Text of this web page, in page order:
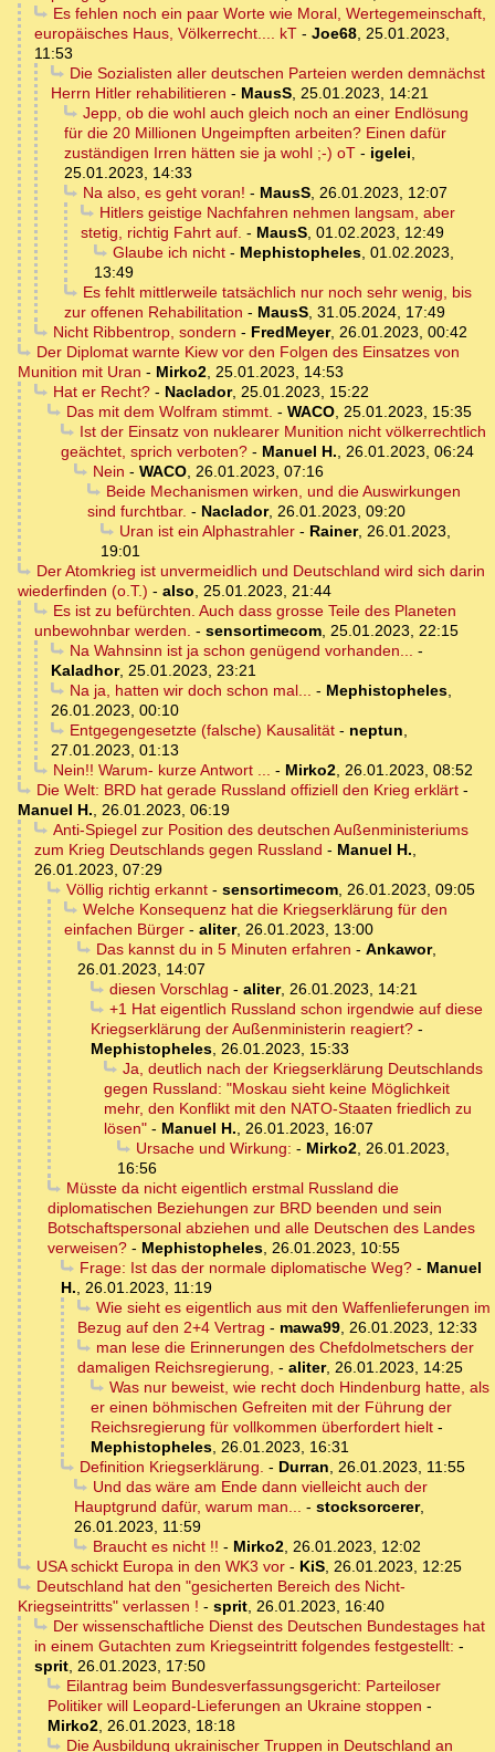
Es fehlen noch ein paar Worte wie Moral, Wertegemeinschaft,
europäisches Haus, Völkerrecht.... kT - Joe68, 25.01.2023,
11:53
Die Sozialisten aller deutschen Parteien werden demnächst
Herrn Hitler rehabilitieren - MausS, 25.01.2023, 14:21
Jepp, ob die wohl auch gleich noch an einer Endlösung
für die 20 Millionen Ungeimpften arbeiten? Einen dafür
zuständigen Irren hätten sie ja wohl ;-) oT - igelei,
25.01.2023, 14:33
Na also, es geht voran! - MausS, 26.01.2023, 12:07
Hitlers geistige Nachfahren nehmen langsam, aber
stetig, richtig Fahrt auf. - MausS, 01.02.2023, 12:49
Glaube ich nicht- Mephistopheles, 01.02.2023,
13:49
Es fehlt mittlerweile tatsächlich nur noch sehr wenig, bis
zur offenen Rehabilitation - MausS, 31.05.2024, 17:49
Nicht Ribbentrop, sondern - FredMeyer, 26.01.2023, 00:42
Der Diplomat warnte Kiew vor den Folgen des Einsatzes von
Munition mit Uran - Mirko2, 25.01.2023, 14:53
Hat er Recht?- Naclador, 25.01.2023, 15:22
Das mit dem Wolfram stimmt. - WACO, 25.01.2023, 15:35
Ist der Einsatz von nuklearer Munition nicht völkerrechtlich
geächtet, sprich verboten? - Manuel H., 26.01.2023, 06:24
Nein - WACO, 26.01.2023, 07:16
Beide Mechanismen wirken, und die Auswirkungen
sind furchtbar. - Naclador, 26.01.2023, 09:20
Uran ist ein Alphastrahler- Rainer, 26.01.2023,
19:01
Der Atomkrieg ist unvermeidlich und Deutschland wird sich darin
wiederfinden (o.T.) - also, 25.01.2023, 21:44
Es ist zu befürchten. Auch dass grosse Teile des Planeten
unbewohnbar werden. - sensortimecom, 25.01.2023, 22:15
Na Wahnsinn ist ja schon genügend vorhanden... -
Kaladhor, 25.01.2023, 23:21
Na ja, hatten wir doch schon mal... - Mephistopheles,
26.01.2023, 00:10
Entgegengesetzte (falsche) Kausalität- neptun,
27.01.2023, 01:13
Nein!! Warum- kurze Antwort ... - Mirko2, 26.01.2023, 08:52
Die Welt: BRD hat gerade Russland offiziell den Krieg erklärt-
Manuel H., 26.01.2023, 06:19
Anti-Spiegel zur Position des deutschen Außenministeriums
zum Krieg Deutschlands gegen Russland - Manuel H.,
26.01.2023, 07:29
Völlig richtig erkannt- sensortimecom, 26.01.2023, 09:05
Welche Konsequenz hat die Kriegserklärung für den
einfachen Bürger - aliter, 26.01.2023, 13:00
Das kannst du in 5 Minuten erfahren - Ankawor,
26.01.2023, 14:07
diesen Vorschlag - aliter, 26.01.2023, 14:21
+1 Hat eigentlich Russland schon irgendwie auf diese
Kriegserklärung der Außenministerin reagiert? -
Mephistopheles, 26.01.2023, 15:33
Ja, deutlich nach der Kriegserklärung Deutschlands
gegen Russland: "Moskau sieht keine Möglichkeit
mehr, den Konflikt mit den NATO-Staaten friedlich zu
lösen" - Manuel H., 26.01.2023, 16:07
Ursache und Wirkung: - Mirko2, 26.01.2023,
16:56
Müsste da nicht eigentlich erstmal Russland die
diplomatischen Beziehungen zur BRD beenden und sein
Botschaftspersonal abziehen und alle Deutschen des Landes
verweisen? - Mephistopheles, 26.01.2023, 10:55
Frage: Ist das der normale diplomatische Weg?- Manuel
H., 26.01.2023, 11:19
Wie sieht es eigentlich aus mit den Waffenlieferungen im
Bezug auf den 2+4 Vertrag - mawa99, 26.01.2023, 12:33
man lese die Erinnerungen des Chefdolmetschers der
damaligen Reichsregierung, - aliter, 26.01.2023, 14:25
Was nur beweist, wie recht doch Hindenburg hatte, als
er einen böhmischen Gefreiten mit der Führung der
Reichsregierung für vollkommen überfordert hielt -
Mephistopheles, 26.01.2023, 16:31
Definition Kriegserklärung. - Durran, 26.01.2023, 11:55
Und das wäre am Ende dann vielleicht auch der
Hauptgrund dafür, warum man... - stocksorcerer,
26.01.2023, 11:59
Braucht es nicht !! - Mirko2, 26.01.2023, 12:02
USA schickt Europa in den WK3 vor- KiS, 26.01.2023, 12:25
Deutschland hat den "gesicherten Bereich des Nicht-
Kriegseintritts" verlassen ! - sprit, 26.01.2023, 16:40
Der wissenschaftliche Dienst des Deutschen Bundestages hat
in einem Gutachten zum Kriegseintritt folgendes festgestellt: -
sprit, 26.01.2023, 17:50
Eilantrag beim Bundesverfassungsgericht: Parteiloser
Politiker will Leopard-Lieferungen an Ukraine stoppen -
Mirko2, 26.01.2023, 18:18
Die Ausbildung ukrainischer Truppen in Deutschland an